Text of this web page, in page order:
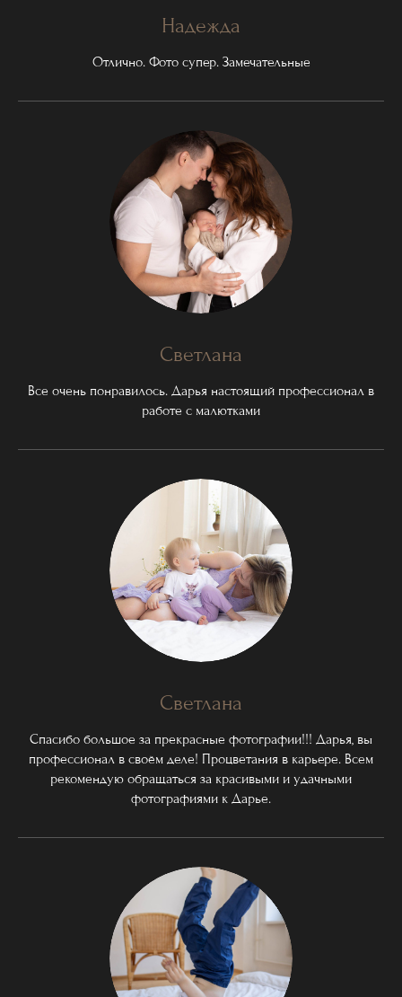
Надежда
Отлично. Фото супер. Замечательные
Светлана
Все очень понравилось. Дарья настоящий профессионал в
работе с малютками
Светлана
Спасибо большое за прекрасные фотографии!!! Дарья, вы
профессионал в своём деле! Процветания в карьере. Всем
рекомендую обращаться за красивыми и удачными
фотографиями к Дарье.